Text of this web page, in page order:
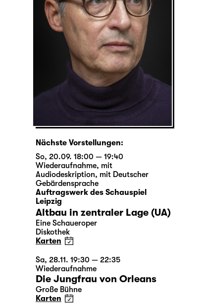
Nächste Vorstellungen:
So, 20.09. 18:00 — 19:40
Wiederaufnahme, mit
Audiodeskription, mit Deutscher
Gebärdensprache
Auftragswerk des Schauspiel
Leipzig
Altbau in zentraler Lage (UA)
Eine Schaueroper
Diskothek
Karten
Sa, 28.11. 19:30 — 22:35
Wiederaufnahme
Die Jungfrau von Orleans
Große Bühne
Karten